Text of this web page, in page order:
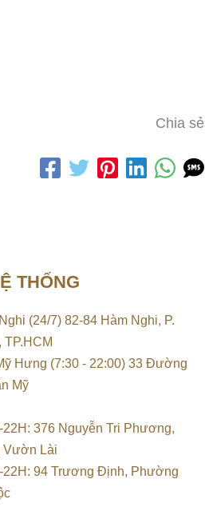
Chia sẻ
THỐNG
(24/7) 82-84 Hàm Nghi, P.
TP.HCM
Hưng (7:30 - 22:00) 33 Đường
Mỹ
22H: 376 Nguyễn Tri Phương,
Vườn Lài
22H: 94 Trương Định, Phường